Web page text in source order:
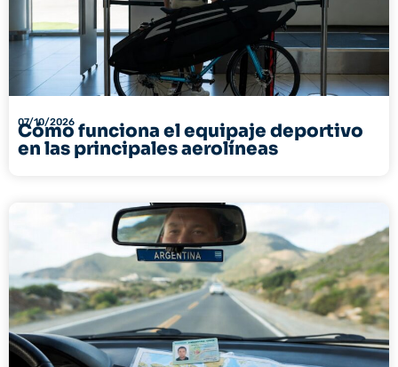
07/10/2026
Cómo funciona el equipaje deportivo
en las principales aerolíneas